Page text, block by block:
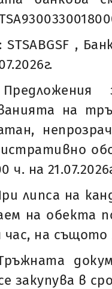
STSABGSF ,
на
ч. на
липса на
на обекта
час, на
закупува в